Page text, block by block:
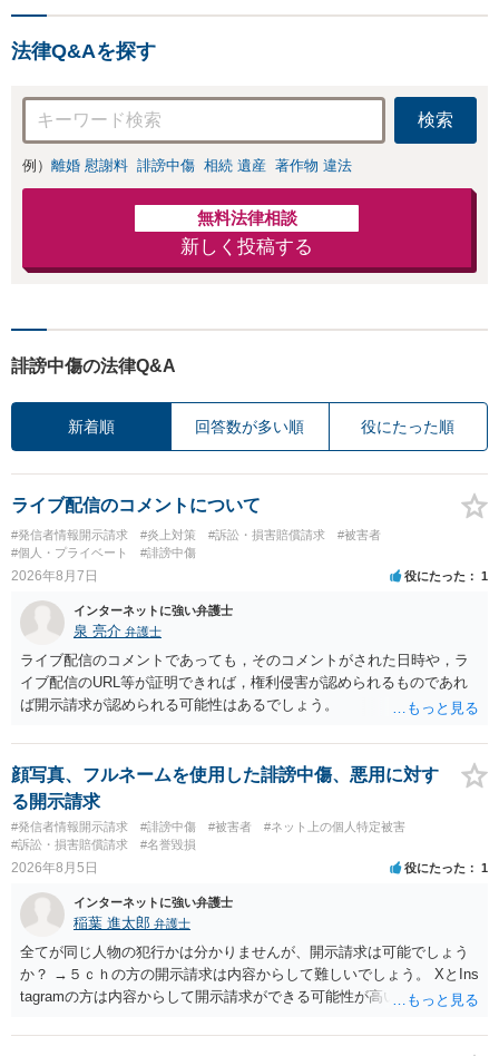
法律Q&Aを探す
検索
例） 離婚 慰謝料 誹謗中傷 相続 遺産 著作物 違法
無料法律相談
新しく投稿する
誹謗中傷の法律Q&A
新着順 回答数が多い順 役にたった順
ライブ配信のコメントについて
#発信者情報開示請求 #炎上対策 #訴訟・損害賠償請求
#被害者
#個人・プライベート
#誹謗中傷
2026年8月7日 役にたった 1
インターネットに強い弁護士
泉 亮介 弁護士
ライブ配信のコメントであっても，そのコメントがされた日時や，ラ
イブ配信のURL等が証明できれば，権利侵害が認められるものであれ
ば開示請求が認められる可能性はあるでしょう。
顔写真、フルネームを使用した誹謗中傷、悪用に対す
る開示請求
#発信者情報開示請求 #誹謗中傷 #被害者
#ネット上の個人特定被害
#訴訟・損害賠償請求
#名誉毀損
2026年8月5日 役にたった 1
インターネットに強い弁護士
稲葉 進太郎 弁護士
全てが同じ人物の犯行かは分かりませんが、開示請求は可能でしょう
か？ →５ｃｈの方の開示請求は内容からして難しいでしょう。 XとIns
tagramの方は内容からして開示請求ができる可能性が高いでしょう。
いでしょう。７月中にアカウントが削除されている場合、今から進め